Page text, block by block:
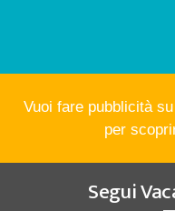
Vuoi fare pubblicità
per
Segui